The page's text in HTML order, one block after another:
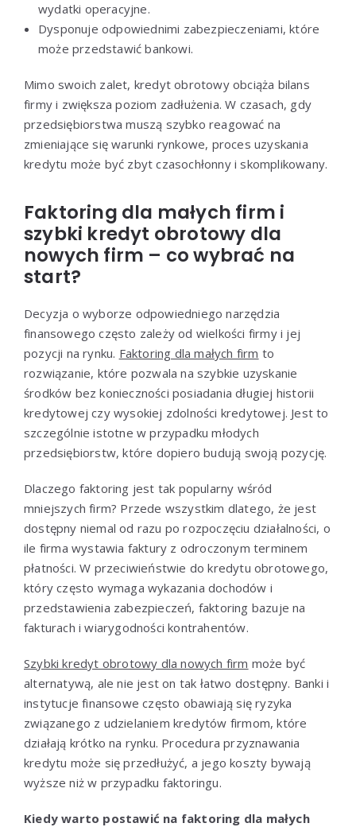
wydatki operacyjne.
Dysponuje odpowiednimi zabezpieczeniami, które
może przedstawić bankowi.
Mimo swoich zalet, kredyt obrotowy obciąża bilans
firmy i zwiększa poziom zadłużenia. W czasach, gdy
przedsiębiorstwa muszą szybko reagować na
zmieniające się warunki rynkowe, proces uzyskania
kredytu może być zbyt czasochłonny i skomplikowany.
Faktoring dla małych firm i
szybki kredyt obrotowy dla
nowych firm – co wybrać na
start?
Decyzja o wyborze odpowiedniego narzędzia
finansowego często zależy od wielkości firmy i jej
pozycji na rynku. Faktoring dla małych firm to
rozwiązanie, które pozwala na szybkie uzyskanie
środków bez konieczności posiadania długiej historii
kredytowej czy wysokiej zdolności kredytowej. Jest to
szczególnie istotne w przypadku młodych
przedsiębiorstw, które dopiero budują swoją pozycję.
Dlaczego faktoring jest tak popularny wśród
mniejszych firm? Przede wszystkim dlatego, że jest
dostępny niemal od razu po rozpoczęciu działalności, o
ile firma wystawia faktury z odroczonym terminem
płatności. W przeciwieństwie do kredytu obrotowego,
który często wymaga wykazania dochodów i
przedstawienia zabezpieczeń, faktoring bazuje na
fakturach i wiarygodności kontrahentów.
Szybki kredyt obrotowy dla nowych firm może być
alternatywą, ale nie jest on tak łatwo dostępny. Banki i
instytucje finansowe często obawiają się ryzyka
związanego z udzielaniem kredytów firmom, które
działają krótko na rynku. Procedura przyznawania
kredytu może się przedłużyć, a jego koszty bywają
wyższe niż w przypadku faktoringu.
Kiedy warto postawić na faktoring dla małych